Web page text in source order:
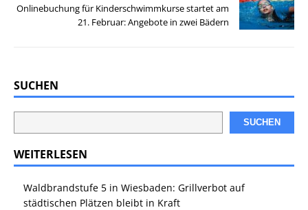
Onlinebuchung für Kinderschwimmkurse startet am
21. Februar: Angebote in zwei Bädern
SUCHEN
SUCHEN
WEITERLESEN
Waldbrandstufe 5 in Wiesbaden: Grillverbot auf
städtischen Plätzen bleibt in Kraft